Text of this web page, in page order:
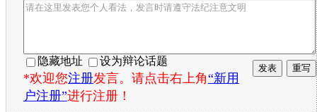
隐藏地址 设为辩论话题
*欢迎您注册发言。请点击右上角“新用
户注册”进行注册！